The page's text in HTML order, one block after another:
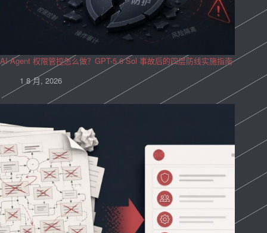
AI Agent 权限管控怎么做？GPT-5.6 Sol 事故后的四层防线实施指南
1 8 月, 2026